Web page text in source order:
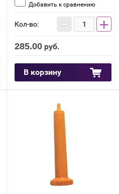
Добавить к сравнению
Кол-во: − +
285.00 руб.
В корзину